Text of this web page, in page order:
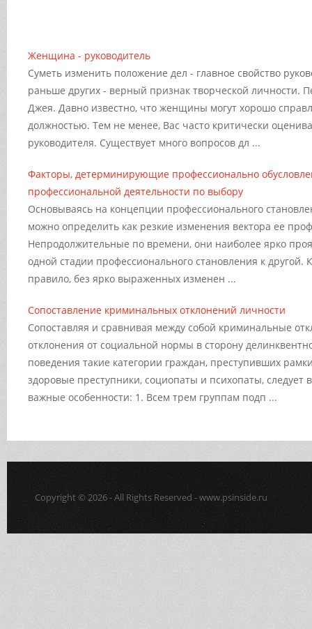
Женщина - руководитель
Суметь изменить положение дел - главное свойство
раньше других - верный признак творческой личности.
Джея. Давно известно, что женщины могут хорошо
должностью. Тем не менее, Вас часто критически
руководителя. Существует много вопросов дл ...
Факторы, детерминирующие профессионально
профессиональной деятельности по выбору
Основываясь на концепции профессионального
можно определить как резкие изменения вектора ее
Непродолжительные по времени, они наиболее ярко
одной стадии профессионального становления к другой.
правило, без ярко выраженных изменен ...
Сопоставление криминальных отклонений личности
Сопоставляя и сравнивая между собой криминальные
отклонения от социальной нормы в сторону
поведения такие категории граждан, преступивших
здоровые преступники, социопаты и психопаты,
важные особенности: 1. Всем трем группам подп ...
Copyright © 2026 - All Rights Reserved - www.psinside.ru